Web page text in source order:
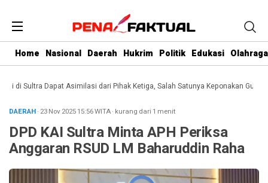
Home Nasional Daerah Hukrim Politik Edukasi Olahraga
Dapat Asimilasi dari Pihak Ketiga, Salah Satunya Keponakan Gubernur
DAERAH· 23 Nov 202515:56WITA· kurang dari 1 menit
DPD KAI Sultra Minta APH Periksa
Anggaran RSUD LM Baharuddin Raha